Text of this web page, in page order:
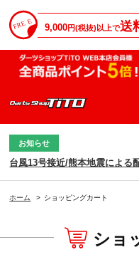
9,000円(税抜)以上で送
お知らせ
台風13号接近/熊本地震による
ホーム > ショッピングカート
ショ